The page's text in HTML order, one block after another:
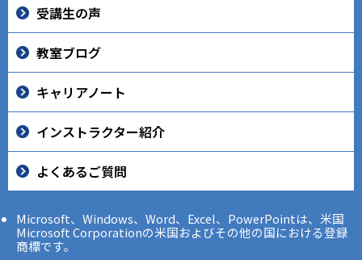
受講生の声
教室ブログ
キャリアノート
インストラクター紹介
よくあるご質問
Microsoft、Windows、Word、Excel、PowerPointは、米国
Microsoft Corporationの米国およびその他の国における登録
商標です。